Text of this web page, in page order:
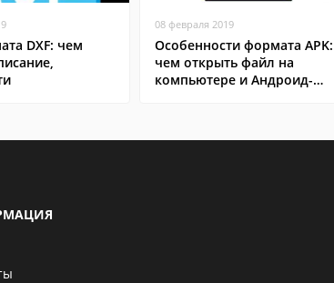
DXF: чем
08 февраля 2019
Особенности формата APK:
чем открыть файл на
компьютере и Андроид-